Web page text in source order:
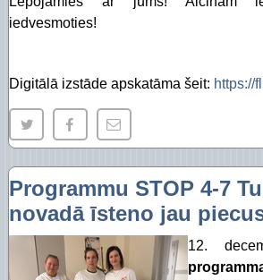
iedvesmoties!
Digitālā izstāde apskatāma šeit: https://
Programmu STOP 4-7
novadā īsteno jau
12.